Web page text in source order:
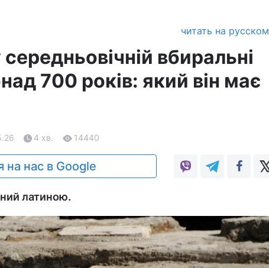
читать на русском
вбиральні
700 років: який він має
4 хв. 14440
на нас в Google
латиною.